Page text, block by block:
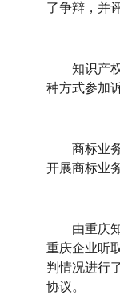
了争辩，并
知识产权
种方式参加
商标业务
开展商标业
由重庆知
重庆企业听
判情况进行
协议。